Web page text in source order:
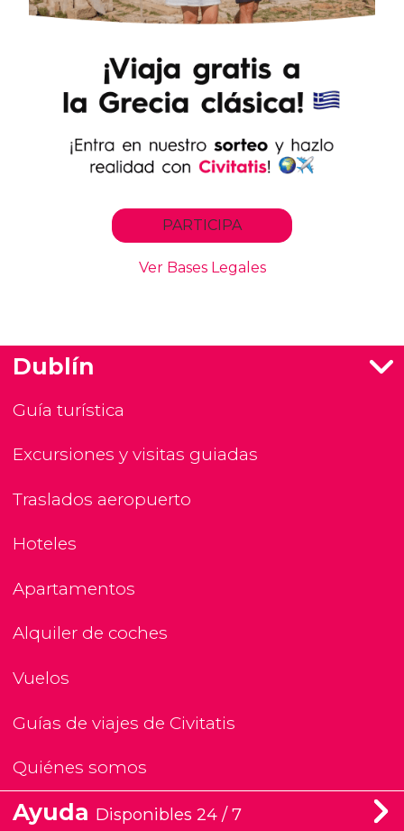
Dublín
Guía turística
Excursiones y visitas guiadas
Traslados aeropuerto
Hoteles
Apartamentos
Alquiler de coches
Vuelos
Guías de viajes de Civitatis
Quiénes somos
Ayuda Disponibles 24 / 7